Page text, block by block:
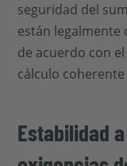
seguridad del
están legalmente
de acuerdo con
cálculo coherente
Estabilidad